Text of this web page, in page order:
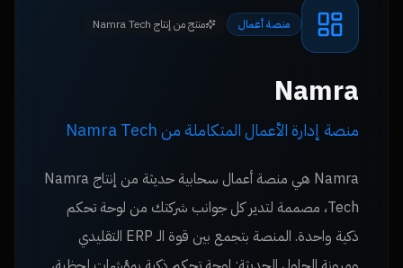
منصة أعمال منتج من إنتاج Namra Tech
Namra
منصة إدارة الأعمال المتكاملة من Namra Tech
Namra هي منصة أعمال سحابية حديثة من إنتاج Namra
Tech، مصممة لتدير كل جوانب شركتك من لوحة تحكم
ذكية واحدة. المنصة بتجمع بين قوة الـ ERP التقليدي